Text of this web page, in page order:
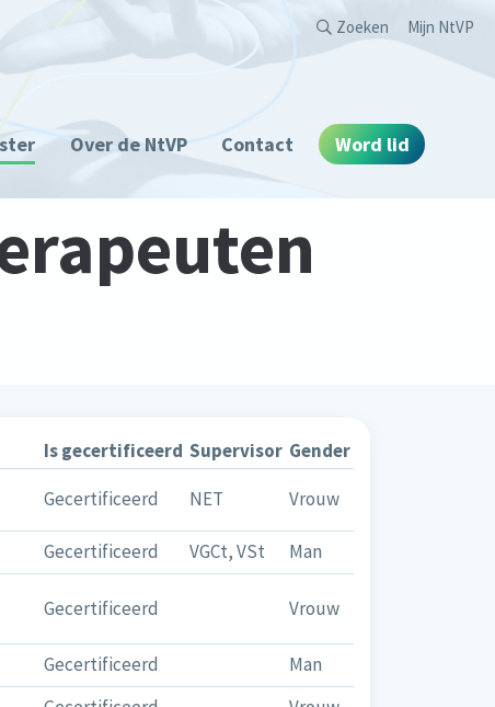
Over de NtVP Contact Word lid
Zoeken Mijn NtVP
Is gecertificeerd Supervisor Gender
Gecertificeerd NET Vrouw
Gecertificeerd VGCt, VSt
Man
Gecertificeerd Vrouw
Gecertificeerd
Man